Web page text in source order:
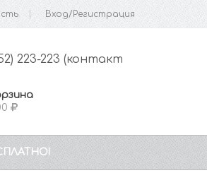
Вход/Регистрация
223-223 (контакт